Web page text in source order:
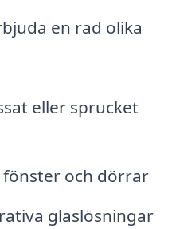
en rad olika
eller sprucket
och dörrar
glaslösningar